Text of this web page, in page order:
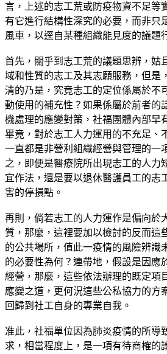
言，上述的志工荒或防疫物資不足等
有它進行結構性深究的必要，而非只
風車，以逕自某種組織能見度的議題
首先，關乎到志工荒的議題思辨，姑
域和性質的志工及其志願服務，但是
清的乃是，究竟志工的定位係屬於不
動使用的補充性？如果係屬於前者的
機處理的應變對策，社福團體內部早
畢竟，對於志工人力運用的不充足、
一直都是非營利組織經營與管理的一
之，即便是醫療院所出現志工的人力
宜作法，還是要以退休醫護員工的志
害的停損點。
再則，倘若志工的人力運作是偏向於
質，那麼，這裡要加以檢討的反而這
的公共場所，值此一疫情的風險辨識
的必要性為何？連帶地，假設是因應
經營，那麼，這些依法辦理的既定項
應變之道，更何況這些公私協力的方
回歸到社工自身的專業自我。
准此，社福單位因為肺炎疫情的所導
求，相當程度上，是一項有待商榷的